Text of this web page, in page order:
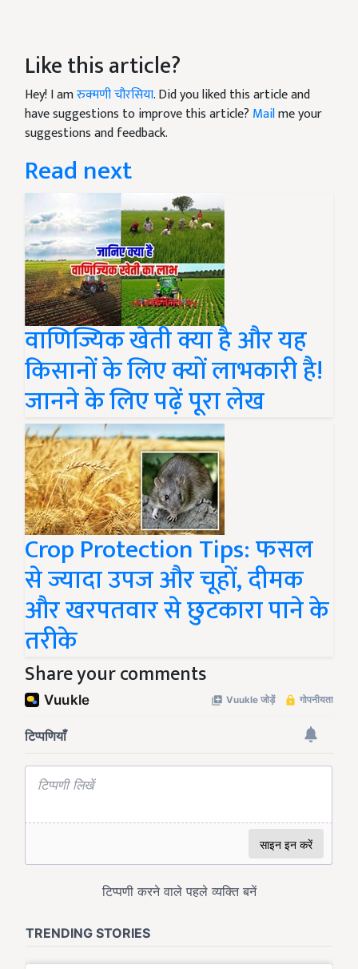
Like this article?
Hey! I amरुक्मणी चौरसिया. Did you liked this article and
have suggestions to improve this article? Mailme your
suggestions and feedback.
Read next
वाणिज्यिक खेती क्या है और यह
किसानों के लिए क्यों लाभकारी है!
जानने के लिए पढ़ें पूरा लेख
Crop Protection Tips: फसल
से ज्यादा उपज और चूहों, दीमक
और खरपतवार से छुटकारा पाने के
तरीके
Share your comments